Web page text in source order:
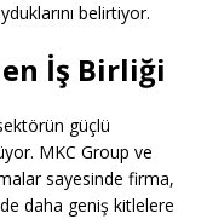
belirtiyor.
İş Birliği
güçlü
MKC Group ve
sayesinde firma,
daha geniş kitlelere